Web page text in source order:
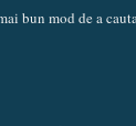
bun mod de a